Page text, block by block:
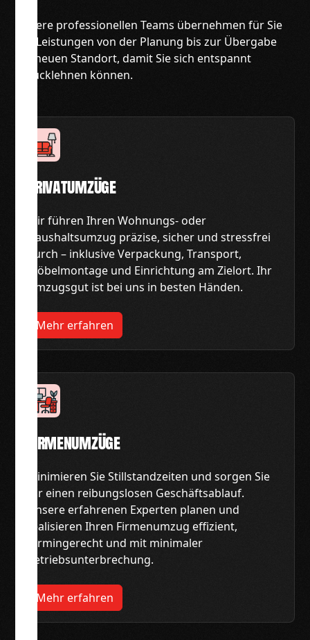
Unsere professionellen Teams übernehmen für Sie
alle Leistungen von der Planung bis zur Übergabe
am neuen Standort, damit Sie sich entspannt
zurücklehnen können.
Privatumzüge
Wir führen Ihren Wohnungs- oder
Haushaltsumzug präzise, sicher und stressfrei
durch – inklusive Verpackung, Transport,
Möbelmontage und Einrichtung am Zielort. Ihr
Umzugsgut ist bei uns in besten Händen.
Mehr erfahren
Firmenumzüge
Minimieren Sie Stillstandzeiten und sorgen Sie
für einen reibungslosen Geschäftsablauf.
Unsere erfahrenen Experten planen und
realisieren Ihren Firmenumzug effizient,
termingerecht und mit minimaler
Betriebsunterbrechung.
Mehr erfahren